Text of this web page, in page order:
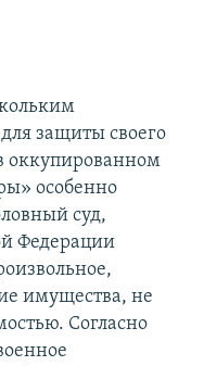
защиты своего
оккупированном
особенно
суд,
Федерации
имущества, не
Согласно